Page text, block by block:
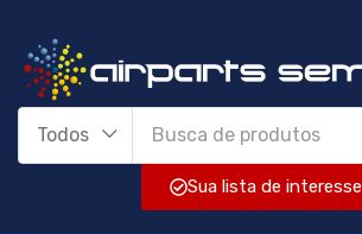
Todos
Sua lista de interesse